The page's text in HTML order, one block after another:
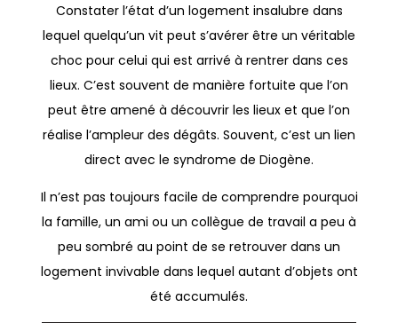
Constater l’état d’un logement insalubre dans
lequel quelqu’un vit peut s’avérer être un véritable
choc pour celui qui est arrivé à rentrer dans ces
lieux. C’est souvent de manière fortuite que l’on
peut être amené à découvrir les lieux et que l’on
réalise l’ampleur des dégâts. Souvent, c’est un lien
direct avec le syndrome de Diogène.
Il n’est pas toujours facile de comprendre pourquoi
la famille, un ami ou un collègue de travail a peu à
peu sombré au point de se retrouver dans un
logement invivable dans lequel autant d’objets ont
été accumulés.